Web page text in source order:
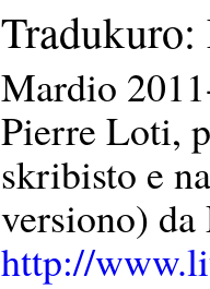
Mardio
Pierre Loti,
skribisto e
versiono)
http://